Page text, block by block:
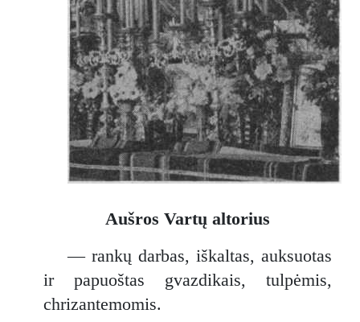
Aušros Vartų altorius
— rankų darbas, iškaltas, auksuotas
ir papuoštas gvazdikais, tulpėmis,
chrizantemomis.